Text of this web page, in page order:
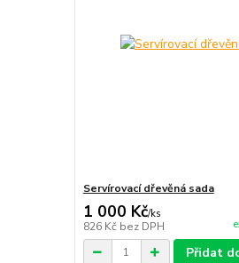
Servírovací dřevěná sada
1 000 Kč/ks
826 Kč bez DPH
Přidat